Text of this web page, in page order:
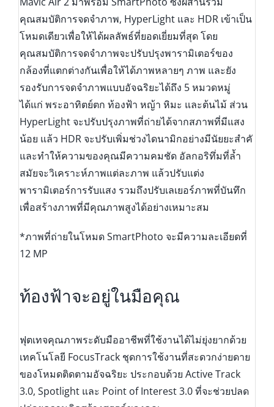
คุณสมบัติการจดจำภาพ, HyperLight และ HDR เข้าเป็น
โหมดเดียวเพื่อให้ได้ผลลัพธ์ที่ยอดเยี่ยมที่สุด โดย
คุณสมบัติการจดจำภาพจะปรับปรุงพารามิเตอร์ของ
กล้องที่แตกต่างกันเพื่อให้ได้ภาพหลายๆ ภาพ และยัง
รองรับการจดจำภาพแบบอัจฉริยะได้ถึง 5 หมวดหมู่
ได้แก่ พระอาทิตย์ตก ท้องฟ้า หญ้า หิมะ และต้นไม้ ส่วน
HyperLight จะปรับปรุงภาพที่ถ่ายได้จากสภาพที่มีแสง
น้อย แล้ว HDR จะปรับเพิ่มช่วงไดนามิกอย่างมีนัยยะสำคั
และทำให้ความของคุณมีความคมชัด อัลกอริทึ่มที่ล้ำ
สมัยจะวิเคราะห์ภาพแต่ละภาพ แล้วปรับแต่ง
พารามิเตอร์การรับแสง รวมถึงปรับเลเยอร์ภาพที่บันทึก
เพื่อสร้างภาพที่มีคุณภาพสูงได้อย่างเหมาะสม
*ภาพที่ถ่ายในโหมด SmartPhoto จะมีความละเอียดที่
12 MP
ท้องฟ้าจะอยู่ในมือคุณ
ฟุตเทจคุณภาพระดับมืออาชีพที่ใช้งานได้ไม่ยุ่งยากด้วย
เทคโนโลยี FocusTrack ชุดการใช้งานที่สะดวกง่ายดาย
ของโหมดติดตามอัจฉริยะ ประกอบด้วย Active Track
3.0, Spotlight และ Point of Interest 3.0 ที่จะช่วยปลด